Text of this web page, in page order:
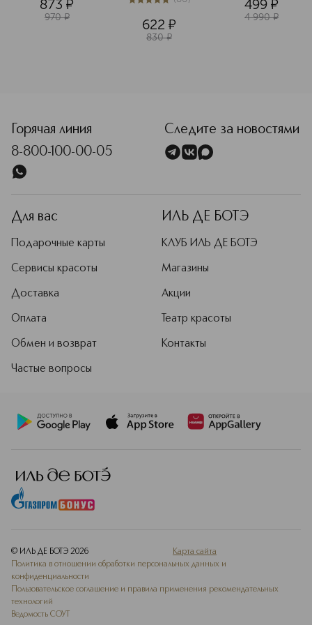
873 ¤
970 ¤
красоты"
5из 580
622 ¤
830 ¤
499 ¤
4 990 ¤
Горячая линия
8-800-100-00-05
Следите за новостями
Для вас
Подарочные карты
Сервисы красоты
Доставка
Оплата
Обмен и возврат
Частые вопросы
ИЛЬ ДЕ БОТЭ
КЛУБ ИЛЬ ДЕ БОТЭ
Магазины
Акции
Театр красоты
Контакты
© ИЛЬ ДЕ БОТЭ 2026
Карта сайта
Политика в отношении обработки персональных данных и
конфиденциальности
Пользовательское соглашение и правила применения рекомендательных
технологий
Ведомость СОУТ